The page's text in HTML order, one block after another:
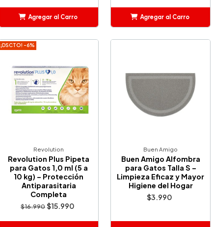
Agregar al Carro Agregar al Carro
¡DSCTO! -6%
Revolution
Revolution Plus Pipeta
para Gatos 1,0 ml (5 a
10 kg) – Protección
Antiparasitaria
Completa
$16.990$15.990
Buen Amigo
Buen Amigo Alfombra
para Gatos Talla S –
Limpieza Eficaz y Mayor
Higiene del Hogar
$3.990